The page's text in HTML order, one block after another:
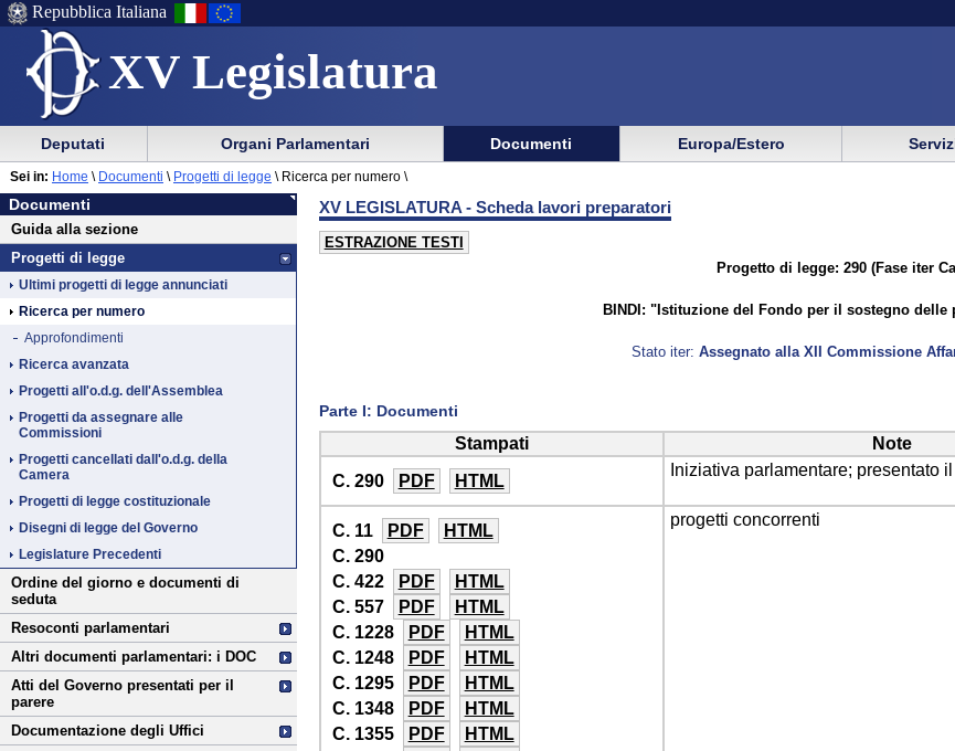
XV Legislatura
Menu
di
ausilio
alla
navigazione
Menu
di
navigazione
principale
Repubblica Italiana
Menu
di
navigazione
principale
menu
di
sezione
Deputati Organi Parlamentari Documenti Europa/Estero
Documenti
Vai
al
contenuto
Documenti
Guida alla sezione
Progetti di legge
Ultimi progetti di legge annunciati
Ricerca per numero
Approfondimenti
Ricerca avanzata
Progetti all'o.d.g. dell'Assemblea
Progetti da assegnare alle
Commissioni
Progetti cancellati dall'o.d.g. della
Camera
Progetti di legge costituzionale
Disegni di legge del Governo
Legislature Precedenti
Ordine del giorno e documenti di
seduta
Resoconti parlamentari
Altri documenti parlamentari: i DOC
Atti del Governo presentati per il
parere
Documentazione degli Uffici
Sei in: Home \ Documenti \ Progetti di legge \ Ricerca per numero \
XV LEGISLATURA - Scheda lavori preparatori
ESTRAZIONE TESTI
Progetto di legge: 290 (Fase iter
BINDI: "Istituzione del Fondo per il sostegno delle
Stato iter:Assegnato alla XII Commissione
Parte I: Documenti
Stampati Note
C. 290
PDF HTML
Iniziativa parlamentare; presentato
C. 11 PDF
HTML
C. 290
C. 422
PDF
HTML
C. 557
PDF
HTML
C. 1228
PDF
HTML
C. 1248
PDF
HTML
C. 1295
PDF
HTML
C. 1348
PDF
HTML
C. 1355
PDF
HTML
progetti concorrenti